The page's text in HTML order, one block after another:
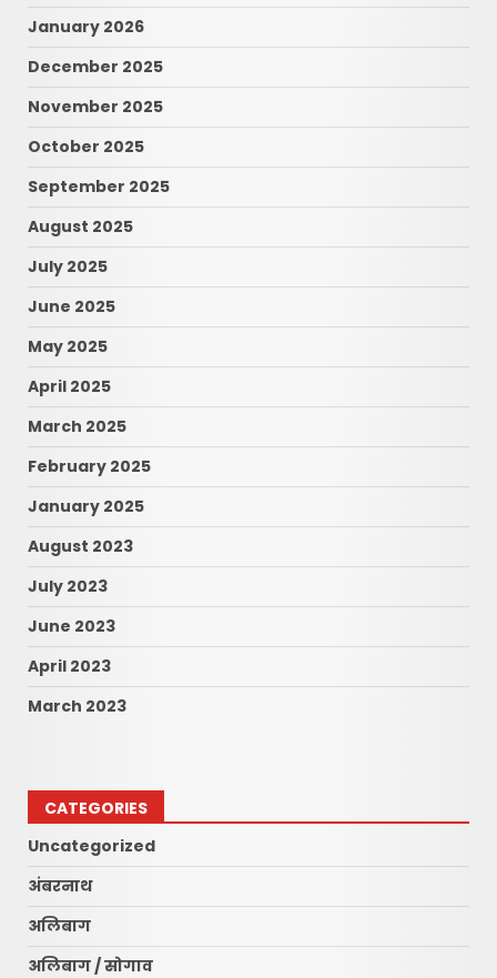
January 2026
December 2025
November 2025
October 2025
September 2025
August 2025
July 2025
June 2025
May 2025
April 2025
March 2025
February 2025
January 2025
August 2023
July 2023
June 2023
April 2023
March 2023
CATEGORIES
Uncategorized
अंबरनाथ
अलिबाग
अलिबाग / सोगाव